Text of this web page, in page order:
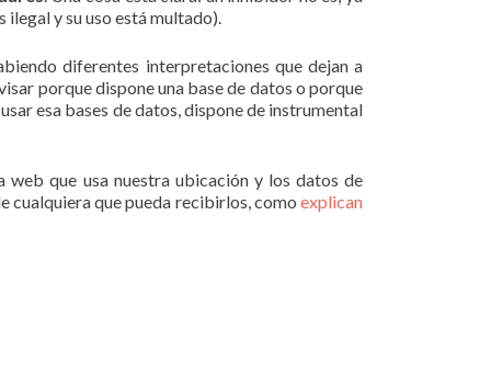
ilegal y su uso está multado).
diferentes interpretaciones que dejan a
porque dispone una base de datos o porque
esa bases de datos, dispone de instrumental
web que usa nuestra ubicación y los datos de
cualquiera que pueda recibirlos, como explican